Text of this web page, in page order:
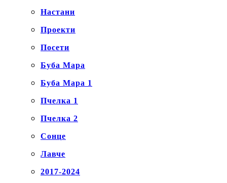
Настани
Проекти
Посети
Буба Мара
Буба Мара 1
Пчелка 1
Пчелка 2
Сонце
Лавче
2017-2024